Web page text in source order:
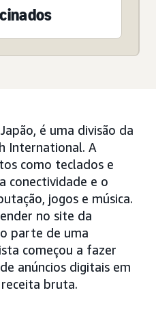
é uma divisão da
International. A
como teclados e
conectividade e o
jogos e música.
no site da
parte de uma
começou a fazer
anúncios digitais em
bruta.